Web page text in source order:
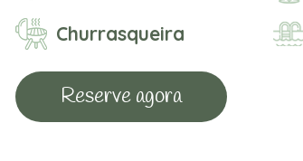
Churrasqueira
Reserve agora